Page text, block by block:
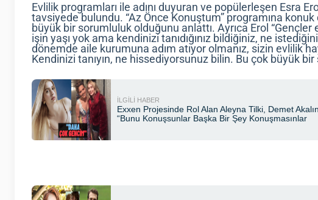
Evlilik programları ile adını duyuran ve popülerleşen Esra
tavsiyede bulundu. “Az Önce Konuştum” programına
büyük bir sorumluluk olduğunu anlattı. Ayrıca Erol
işin yaşı yok ama kendinizi tanıdığınız bildiğiniz, ne
dönemde aile kurumuna adım atıyor olmanız, sizin evlilik
Kendinizi tanıyın, ne hissediyorsunuz bilin. Bu çok büyük